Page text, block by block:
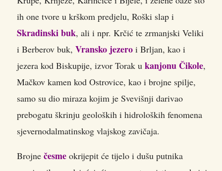
ih one tvore u krškom predjelu, Roški slap i
Skradinski buk, ali i npr. Krčić te zrmanjski Veliki
i Berberov buk, Vransko jezero i Brljan, kao i
jezera kod Biskupije, izvor Torak u kanjonu Čikole,
Mačkov kamen kod Ostrovice, kao i brojne spilje,
samo su dio miraza kojim je Svevišnji darivao
prebogatu škrinju geoloških i hidroloških fenomena
sjevernodalmatinskog vlajskog zavičaja.
Brojne česme okrijepit će tijelo i dušu putnika